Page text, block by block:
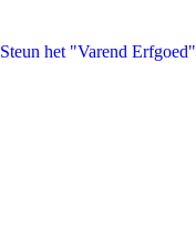
Steun het "Varend Erfgoed"